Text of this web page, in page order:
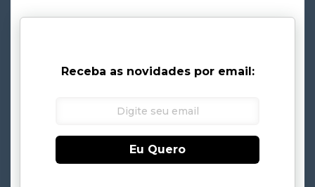
Receba as novidades por email:
Eu Quero